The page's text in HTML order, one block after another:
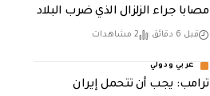
مصابا جراء الزلزال الذي ضرب البلاد
قبل 6 دقائق 2 مشاهدات
عربي ودولي
ترامب: يجب أن تتحمل إيران